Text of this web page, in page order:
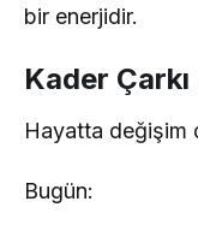
bir enerjidir.
Kader
Hayatta değişim
Bugün: